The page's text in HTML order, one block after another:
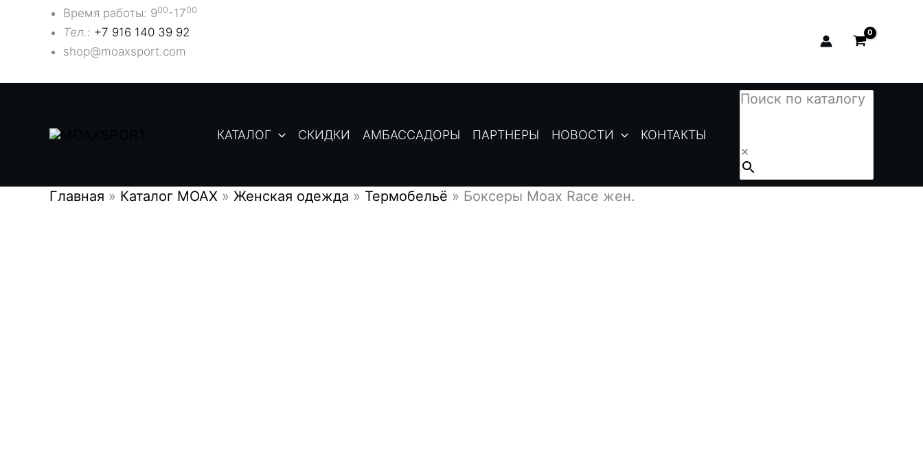
Перейти
содержимому
Время работы: 900-1700
Тел.: +7 916 140 39 92
shop@moaxsport.com
КАТАЛОГ СКИДКИ АМБАССАДОРЫ ПАРТНЕРЫ НОВОСТИ КОНТАКТЫ
Поиск по каталогу
×
Главная » Каталог MOAX » Женская одежда » Термобельё » Боксеры Moax Race жен.